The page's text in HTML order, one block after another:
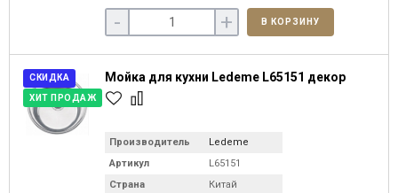
- + В КОРЗИНУ
СКИДКА
ХИТ ПРОДАЖ
Мойка для кухни Ledeme L65151 декор
Производитель
Ledeme
Артикул
L65151
Страна
Китай